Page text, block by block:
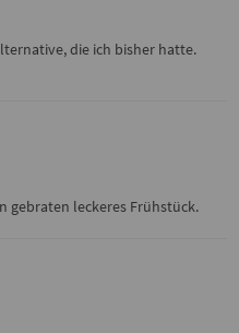
die ich bisher hatte.
gebraten leckeres Frühstück.